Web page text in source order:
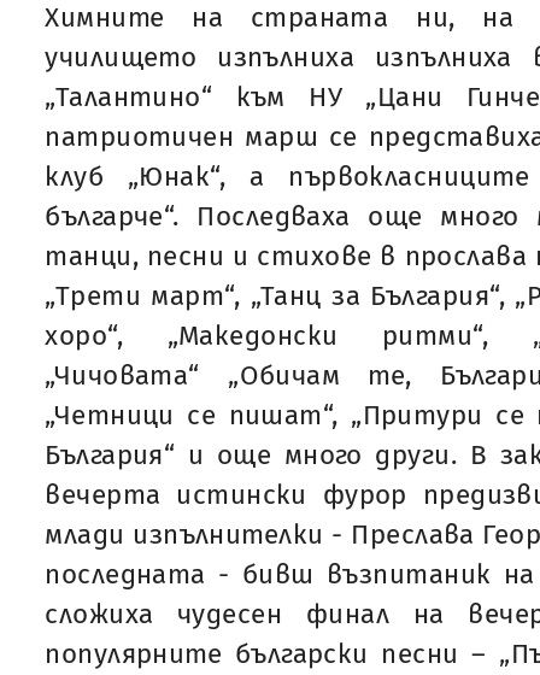
Химните на страната ни, на
училището изпълниха
„Талантино“ към НУ „Цани
патриотичен марш се
клуб „Юнак“, а
българче“. Последваха още много
танци, песни и стихове в
„Трети март“, „Танц за България“,
хоро“, „Македонски ритми“,
„Чичовата“ „Обичам те,
„Четници се пишат“, „Притури се
България“ и още много други. В
вечерта истински фурор
млади изпълнителки - Преслава
последната - бивш възпитаник
сложиха чудесен финал на
популярните български песни –